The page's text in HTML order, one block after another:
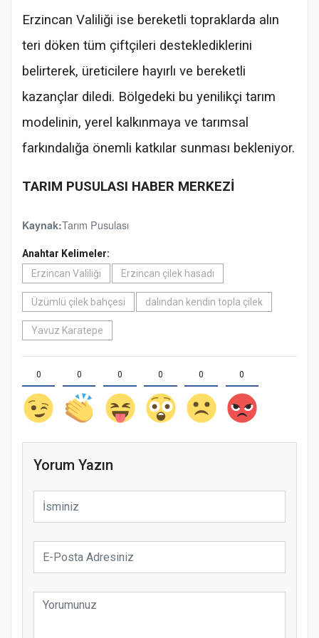
Erzincan Valiliği ise bereketli topraklarda alın
teri döken tüm çiftçileri desteklediklerini
belirterek, üreticilere hayırlı ve bereketli
kazançlar diledi. Bölgedeki bu yenilikçi tarım
modelinin, yerel kalkınmaya ve tarımsal
farkındalığa önemli katkılar sunması bekleniyor.
TARIM PUSULASI HABER MERKEZİ
Kaynak:Tarım Pusulası
Anahtar Kelimeler:
Erzincan Valiliği
Erzincan çilek hasadı
Üzümlü çilek bahçesi dalından kendin topla çilek
Yavuz Karatepe
0 0 0 0 0 0
Yorum Yazın